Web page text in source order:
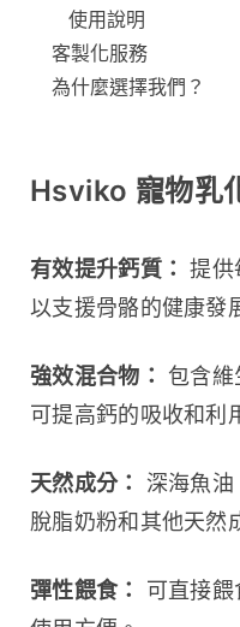
使用說明
客製化服務
為什麼選擇我們？
Hsviko 寵物乳
有效提升鈣質： 提供
以支援骨骼的健康發
強效混合物： 包含維
可提高鈣的吸收和利
天然成分：
深海魚油
脫脂奶粉和其他天然
彈性餵食：
可直接餵